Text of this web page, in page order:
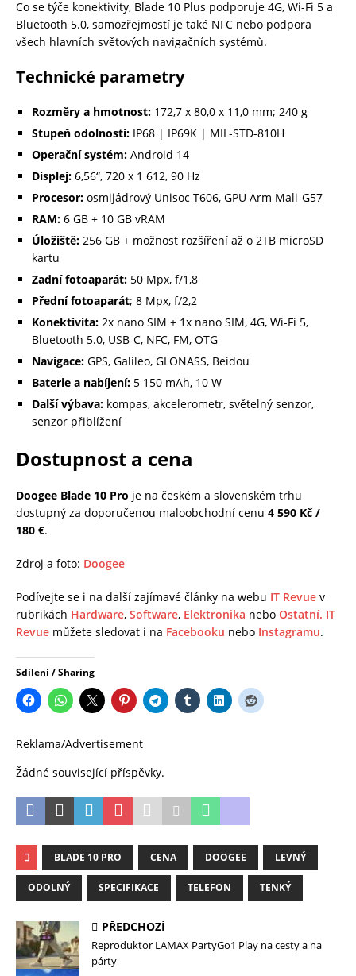
Co se týče konektivity, Blade 10 Plus podporuje 4G, Wi-Fi 5 a
Bluetooth 5.0, samozřejmostí je také NFC nebo podpora
všech hlavních světových navigačních systémů.
Technické parametry
Rozměry a hmotnost: 172,7 x 80,0 x 11,0 mm; 240 g
Stupeň odolnosti: IP68 | IP69K | MIL-STD-810H
Operační systém: Android 14
Displej: 6,56“, 720 x 1 612, 90 Hz
Procesor: osmijádrový Unisoc T606, GPU Arm Mali-G57
RAM: 6 GB + 10 GB vRAM
Úložiště: 256 GB + možnost rozšíření až o 2TB microSD
kartu
Zadní fotoaparát: 50 Mpx, f/1,8
Přední fotoaparát; 8 Mpx, f/2,2
Konektivita: 2x nano SIM + 1x nano SIM, 4G, Wi-Fi 5,
Bluetooth 5.0, USB-C, NFC, FM, OTG
Navigace: GPS, Galileo, GLONASS, Beidou
Baterie a nabíjení: 5 150 mAh, 10 W
Další výbava: kompas, akcelerometr, světelný senzor,
senzor přiblížení
Dostupnost a cena
Doogee Blade 10 Pro je na českém a slovenském trhu
dostupný za doporučenou maloobchodní cenu 4 590 Kč /
180 €.
Zdroj a foto: Doogee
Podívejte se i na další zajímavé články na webu IT Revue v
rubrikách Hardware, Software, Elektronika nebo Ostatní. IT
Revue můžete sledovat i na Facebooku nebo Instagramu.
Sdílení / Sharing
Reklama/Advertisement
Žádné související příspěvky.
BLADE 10 PRO CENA DOOGEE LEVNÝ
ODOLNÝ SPECIFIKACE TELEFON TENKÝ
PŘEDCHOZÍ
Reproduktor LAMAX PartyGo1 Play na cesty a na
párty